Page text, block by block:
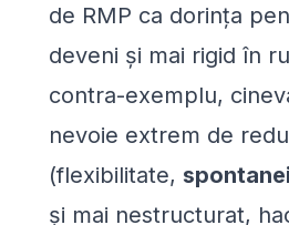
de RMP ca dorința
deveni și mai rigid în
contra-exemplu,
nevoie extrem de
(flexibilitate,
și mai nestructurat,